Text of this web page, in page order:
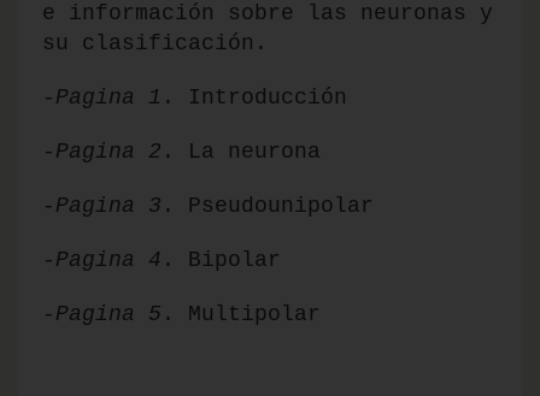
e información sobre las neuronas y
su clasificación.
- Pagina 1 . Introducción
- Pagina 2 . La neurona
-Pagina 3 . Pseudounipolar
- Pagina 4 . Bipolar
- Pagina 5 . Multipolar